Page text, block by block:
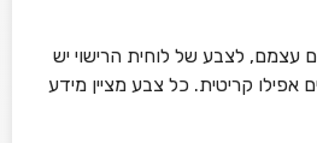
עצמם, לצבע של לוחית הרישוי יש
קריטית. כל צבע מציין מידע